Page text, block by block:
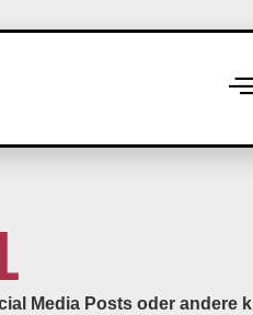
Media Posts oder andere